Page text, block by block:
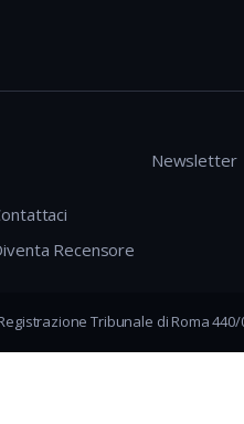
Recensore
Newsletter
Tribunale di Roma